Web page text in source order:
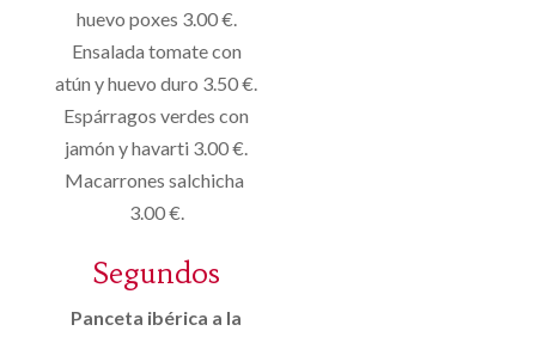
huevo poxes 3.00 €.
Ensalada tomate con
atún y huevo duro 3.50 €.
Espárragos verdes con
jamón y havarti 3.00 €.
Macarrones salchicha
3.00 €.
Segundos
Panceta ibérica a la